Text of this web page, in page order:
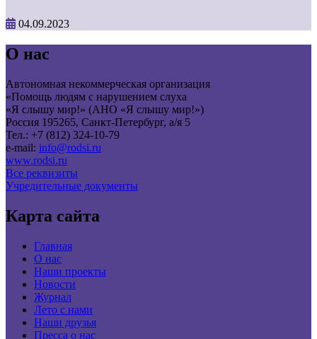
04.09.2023
О нас
Автономная некоммерческая организация
«Помощь людям с нарушением слуха
«Я слышу мир!» (АНО «Я слышу мир!»)
Россия 195265, Санкт-Петербург, а/я 5
Тел.: +7 (812) 324-10-79
e-mail: info@rodsi.ru
www.rodsi.ru
Все реквизиты
Учредительные документы
Карта сайта
Главная
О нас
Наши проекты
Новости
Журнал
Лето с нами
Наши друзья
Пресса о нас